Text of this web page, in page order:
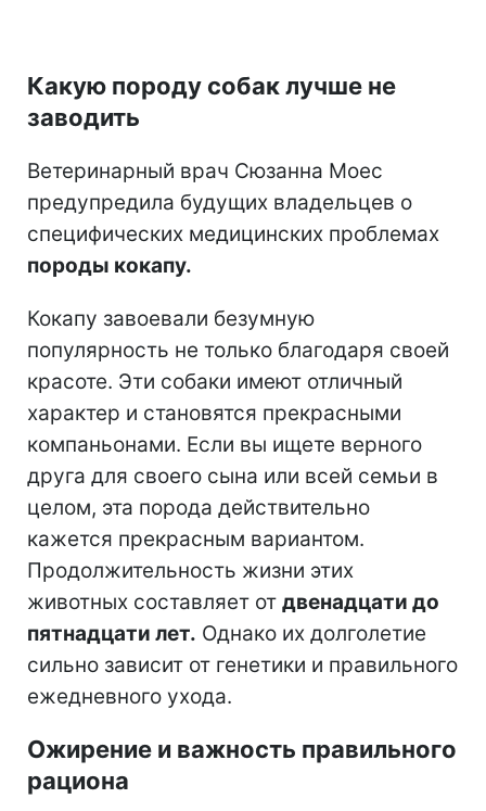
Какую породу собак лучше не
заводить
Ветеринарный врач Сюзанна Моес
предупредила будущих владельцев о
специфических медицинских проблемах
породы кокапу.
Кокапу завоевали безумную
популярность не только благодаря своей
красоте. Эти собаки имеют отличный
характер и становятся прекрасными
компаньонами. Если вы ищете верного
друга для своего сына или всей семьи в
целом, эта порода действительно
кажется прекрасным вариантом.
Продолжительность жизни этих
животных составляет от двенадцати до
пятнадцати лет. Однако их долголетие
сильно зависит от генетики и правильного
ежедневного ухода.
Ожирение и важность правильного
рациона